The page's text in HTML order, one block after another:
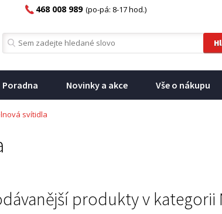
468 008 989 (po-pá: 8-17 hod.)
Poradna Novinky a akce Vše o nákupu
svítidla
produkty v kategorii